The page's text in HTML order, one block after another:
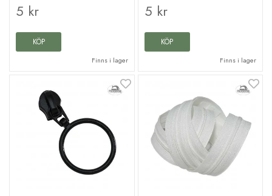
5 kr
KÖP
Finns i lager
5 kr
KÖP
Finns i lager